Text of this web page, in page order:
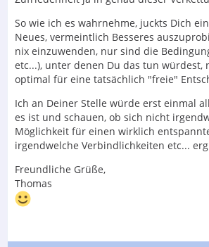
So wie ich es wahrnehme, juckts Dich
Neues, vermeintlich Besseres
nix einzuwenden, nur sind die
etc...), unter denen Du das tun würdest,
optimal für eine tatsächlich "freie"
Ich an Deiner Stelle würde erst einmal
es ist und schauen, ob sich nicht
Möglichkeit für einen wirklich
irgendwelche Verbindlichkeiten etc...
Freundliche Grüße,
Thomas